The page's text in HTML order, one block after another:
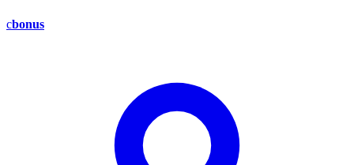
cbonus